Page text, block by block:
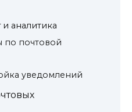
аналитика
по почтовой
уведомлений